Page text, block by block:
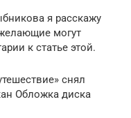
я расскажу
могут
к статье этой.
снял
Обложка диска